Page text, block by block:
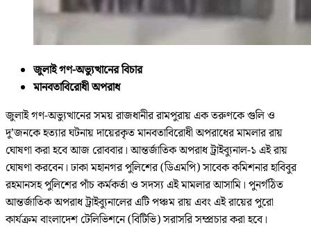
জুলাই গণ-অভ্যুত্থানের বিচার
মানবতাবিরোধী অপরাধ
জুলাই গণ-অভ্যুত্থানের সময় রাজধানীর রামপুরায় এক তরুণকে গুলি ও
দু’জনকে হত্যার ঘটনায় দায়েরকৃত মানবতাবিরোধী অপরাধের মামলার রায়
ঘোষণা করা হবে আজ রোববার। আন্তর্জাতিক অপরাধ ট্রাইব্যুনাল-১ এই রায়
ঘোষণা করবেন। ঢাকা মহানগর পুলিশের (ডিএমপি) সাবেক কমিশনার হাবিবুর
রহমানসহ পুলিশের পাঁচ কর্মকর্তা ও সদস্য এই মামলার আসামি। পুনর্গঠিত
আন্তর্জাতিক অপরাধ ট্রাইব্যুনালের এটি পঞ্চম রায় এবং এই রায়ের পুরো
কার্যক্রম বাংলাদেশ টেলিভিশনে (বিটিভি) সরাসরি সম্প্রচার করা হবে।